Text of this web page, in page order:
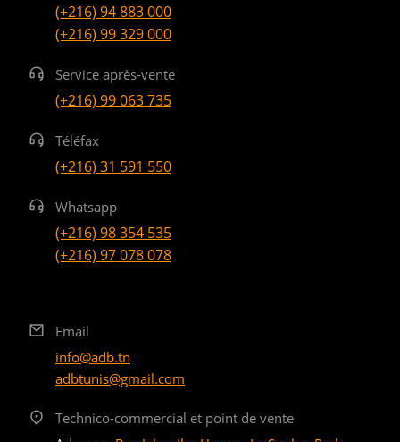
(+216) 94 883 000
(+216) 99 329 000
Service après-vente
(+216) 99 063 735
Téléfax
(+216) 31 591 550
Whatsapp
(+216) 98 354 535
(+216) 97 078 078
Email
info@adb.tn
adbtunis@gmail.com
Technico-commercial et point de vente